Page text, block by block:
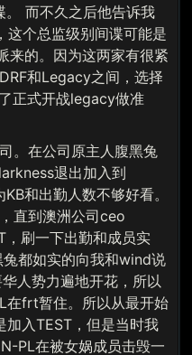
。 而不久之后他告诉我
这个总监级别间谍可能是
的。因为这两家有很紧
和Legacy之间，选择
正式开战legacy做准
。在公司原主人腹黑兔
退出加入到
和出勤人数不够好看。
直到澳洲公司ceo
，刷一下出勤和成员实
都如实的向我和wind说
人势力遍地开花，所以
在frt暂住。所以从最开始
加入TEST，但是当时我
PL在被女娲成员击毁一